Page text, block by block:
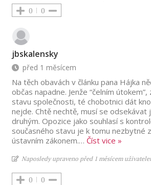
0 0
jbskalensky
před 1 měsícem
Na těch obavách v článku pana Hájka
občas napadne. Jenže “čelním
stavu společnosti, té chobotnici dát
nejde. Chtě nechtě, musí se odsekávat
druhým. Opozice jako souhlasí s
současného stavu je k tomu nezbytné
ústavním zákonem.… Číst vice »
Naposledy upraveno před 1 měsícem
0 0